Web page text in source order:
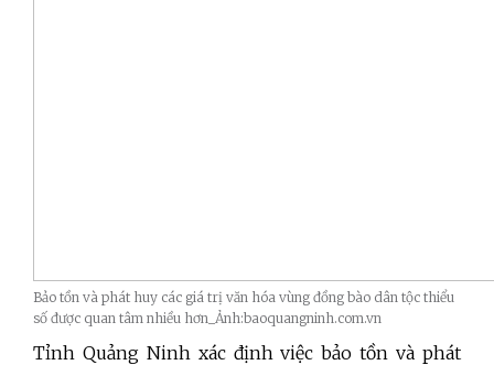
Bảo tồn và phát huy các giá trị văn hóa vùng đồng bào dân tộc thiểu
số được quan tâm nhiều hơn_Ảnh:baoquangninh.com.vn
Tỉnh Quảng Ninh xác định việc bảo tồn và phát